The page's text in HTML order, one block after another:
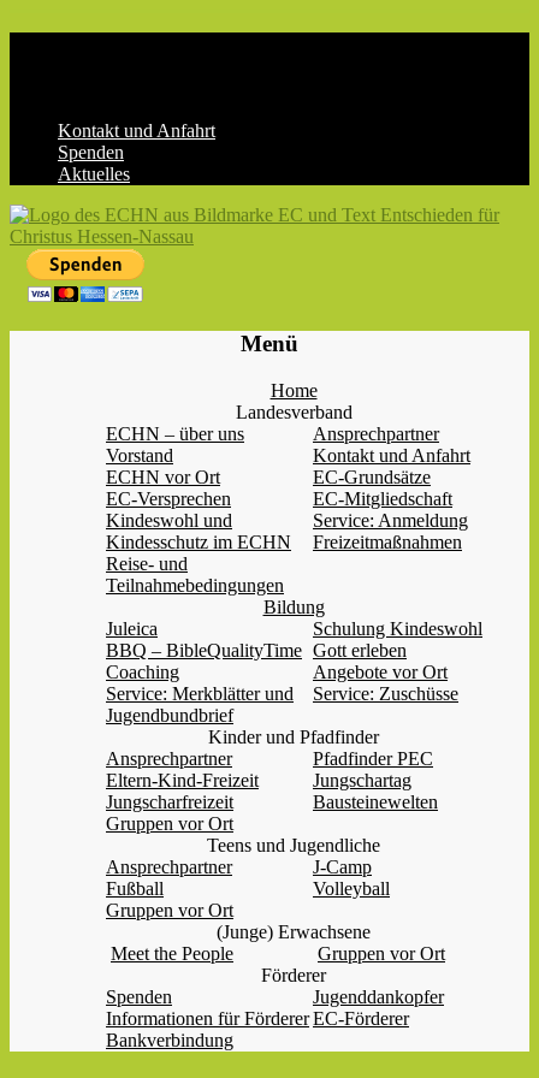
Kontakt und Anfahrt
Spenden
Aktuelles
ECHN
EC-
Menü
Home
Landesverband
ECHN – über uns
Ansprechpartner
Vorstand
Kontakt und Anfahrt
ECHN vor Ort
EC-Grundsätze
EC-Versprechen
EC-Mitgliedschaft
Kindeswohl und
Kindesschutz im ECHN
Service: Anmeldung
Freizeitmaßnahmen
Reise- und
Teilnahmebedingungen
Bildung
Juleica
Schulung Kindeswohl
BBQ – BibleQualityTime Gott erleben
Coaching
Angebote vor Ort
Service: Merkblätter und
Jugendbundbrief
Service: Zuschüsse
Kinder und Pfadfinder
Ansprechpartner
Pfadfinder PEC
Eltern-Kind-Freizeit
Jungschartag
Jungscharfreizeit
Bausteinewelten
Gruppen vor Ort
Teens und Jugendliche
Ansprechpartner
J-Camp
Fußball
Volleyball
Gruppen vor Ort
(Junge) Erwachsene
Meet the People
Gruppen vor Ort
Förderer
Spenden
Jugenddankopfer
Informationen für FördererEC-Förderer
Bankverbindung